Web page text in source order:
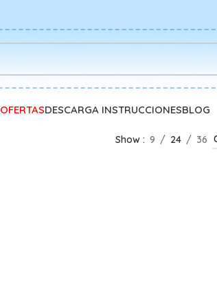
OFERTASDESCARGA INSTRUCCIONESBLOG
Show 9 24 36